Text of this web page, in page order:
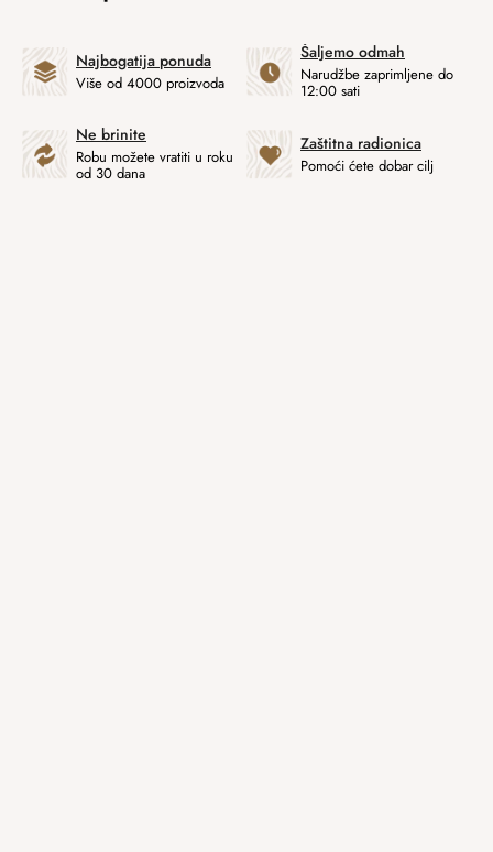
Najbogatija ponuda
Više od 4000 proizvoda
Šaljemo odmah
Narudžbe zaprimljene do
12:00 sati
Ne brinite
Robu možete vratiti u roku
od 30 dana
Zaštitna radionica
Pomoći ćete dobar cilj